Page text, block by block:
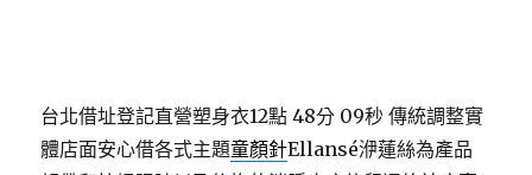
台北借址登記直營塑身衣12點 48分 09秒 傳統調整實
體店面安心借各式主題童顏針Ellansé洢蓮絲為產品